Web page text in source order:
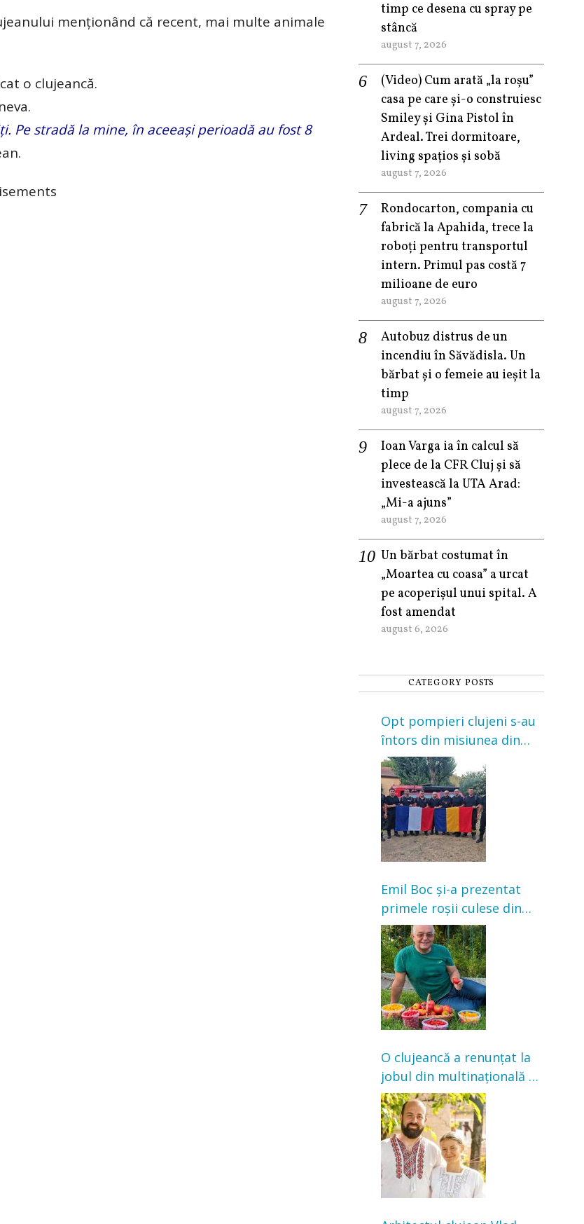
menționând că recent, mai multe animale
o clujeancă.
Pe stradă la mine, în aceeași perioadă au fost 8
timp ce desena cu spray pe
stâncă
august 7, 2026
(Video) Cum arată „la roşu”
casa pe care şi-o construiesc
Smiley şi Gina Pistol în
Ardeal. Trei dormitoare,
living spațios și sobă
august 7, 2026
Rondocarton, compania cu
fabrică la Apahida, trece la
roboți pentru transportul
intern. Primul pas costă 7
milioane de euro
august 7, 2026
Autobuz distrus de un
incendiu în Săvădisla. Un
bărbat și o femeie au ieșit la
timp
august 7, 2026
Ioan Varga ia în calcul să
plece de la CFR Cluj și să
investească la UTA Arad:
„Mi-a ajuns”
august 7, 2026
Un bărbat costumat în
„Moartea cu coasa” a urcat
pe acoperișul unui spital. A
fost amendat
august 6, 2026
CATEGORY POSTS
Opt pompieri clujeni s-au
întors din misiunea din
Franța. Au intervenit la
incendii de vegetație și
pădure
Emil Boc și-a prezentat
primele roșii culese din
grădină: „Niciun magazin
nu poate oferi această
satisfacție”
O clujeancă a renunțat la
jobul din multinațională și
s-a mutat la țară. Acum
cultivă legume în grădina
bunicilor